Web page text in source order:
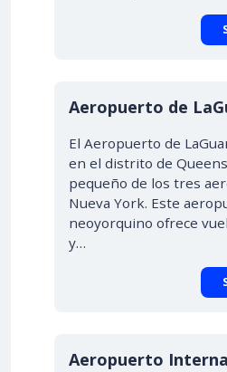
Aeropuerto de
El Aeropuerto de
en el distrito de
pequeño de los tres
Nueva York. Este
neoyorquino ofrece
y…
Aeropuerto